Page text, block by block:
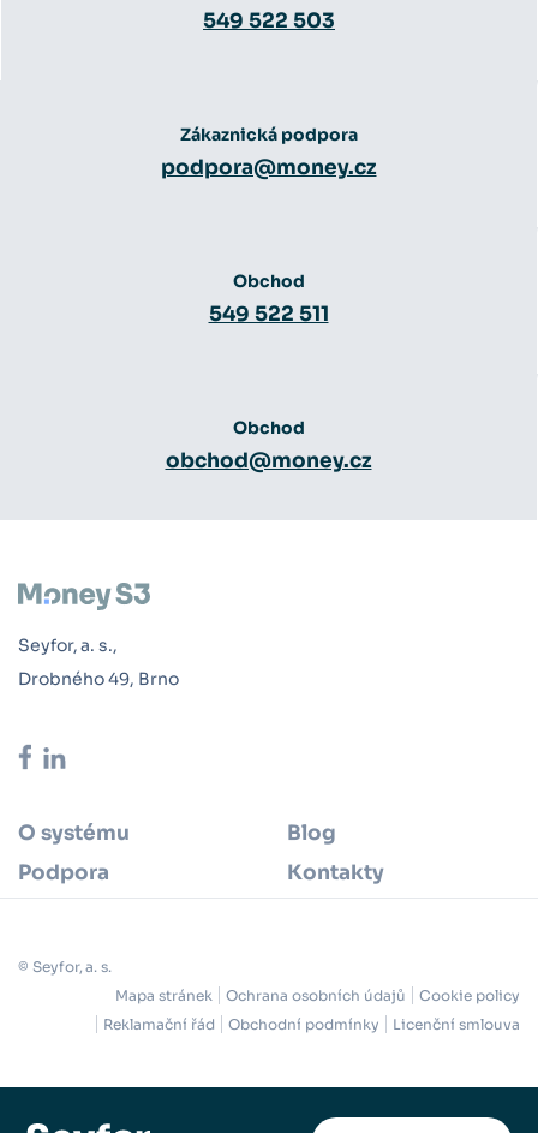
549 522 503
Zákaznická podpora
podpora@money.cz
Obchod
549 522 511
Obchod
obchod@money.cz
Seyfor, a. s.,
Drobného 49, Brno
O systému
Blog
Podpora
Kontakty
© Seyfor, a. s.
Mapa stránek
Ochrana osobních údajů
Cookie policy
Reklamační řád
Obchodní podmínky Licenční smlouva